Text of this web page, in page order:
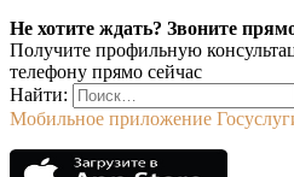
Не хотите ждать? Звоните
Получите профильную
телефону прямо сейчас
Найти:
Мобильное приложение